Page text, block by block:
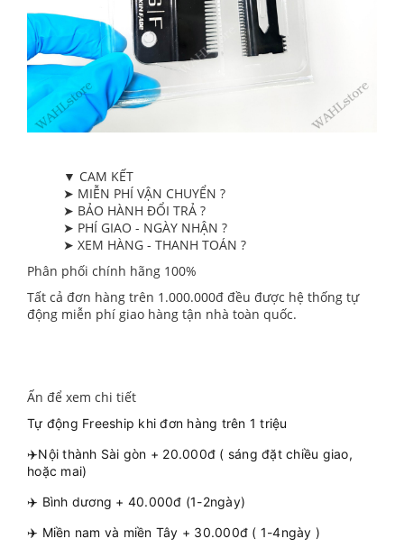
▼ CAM KẾT
➤ MIỄN PHÍ VẬN CHUYỂN ?
➤ BẢO HÀNH ĐỔI TRẢ ?
➤ PHÍ GIAO - NGÀY NHẬN ?
➤ XEM HÀNG - THANH TOÁN ?
Phân phối chính hãng 100%
Tất cả đơn hàng trên 1.000.000đ đều được hệ thống tự
động miễn phí giao hàng tận nhà toàn quốc.
Ấn để xem chi tiết
Tự động Freeship khi đơn hàng trên 1 triệu
✈️Nội thành Sài gòn + 20.000đ ( sáng đặt chiều giao,
hoặc mai)
✈️ Bình dương + 40.000đ (1-2ngày)
✈️ Miền nam và miền Tây + 30.000đ ( 1-4ngày )